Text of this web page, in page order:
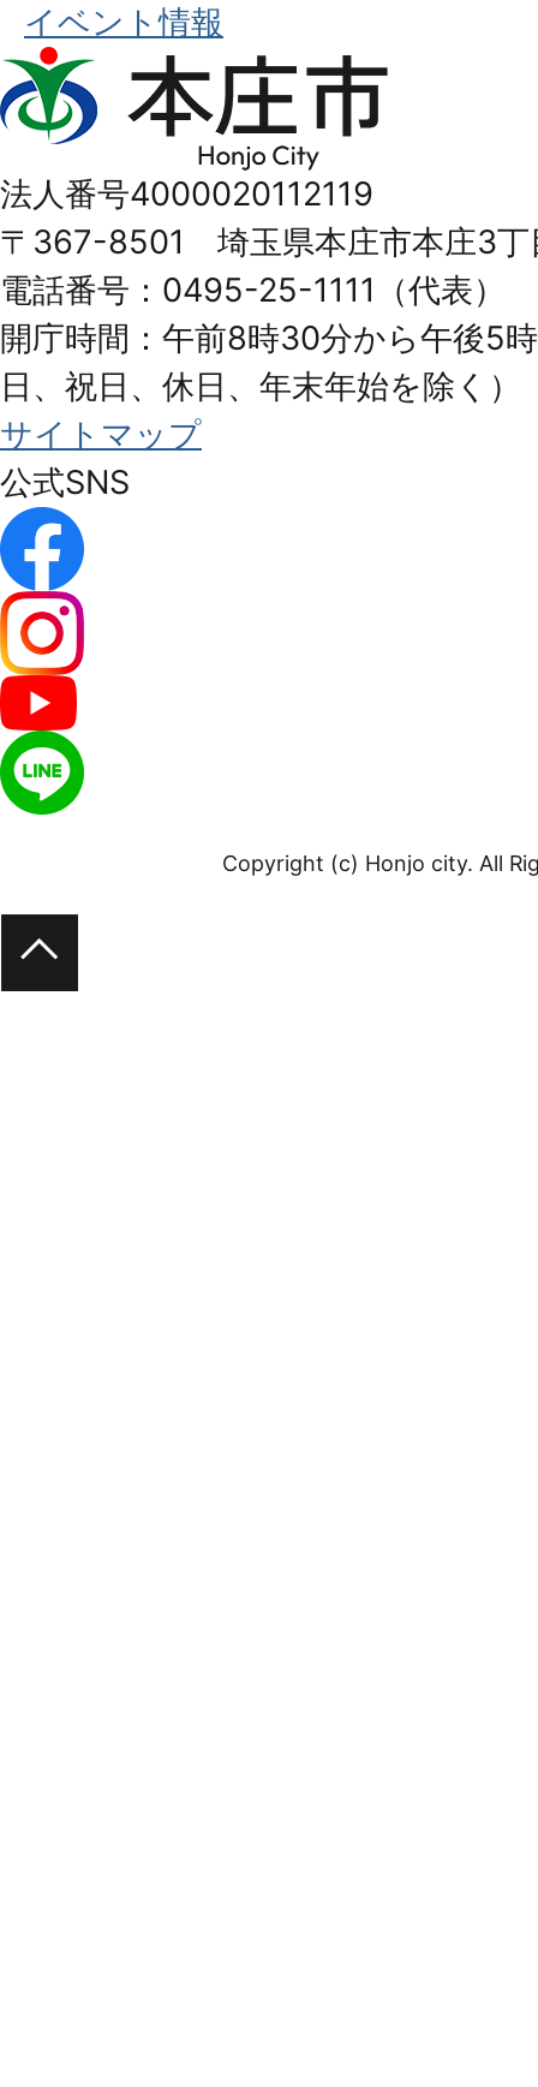
イベント情報
本
庄
Honjo
City
法人番号4000020112119
〒367-8501 埼玉県本庄市本庄3丁
電話番号：0495-25-1111（代表）
開庁時間：午前8時30分から午後5
日、祝日、休日、年末年始を除く）
サイトマップ
公式SNS
Copyright (c) Honjo city. All